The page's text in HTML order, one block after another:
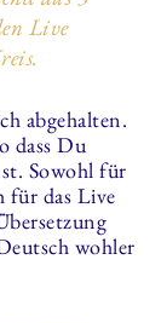
Live
abgehalten.
dass Du
Sowohl für
für das Live
wohler